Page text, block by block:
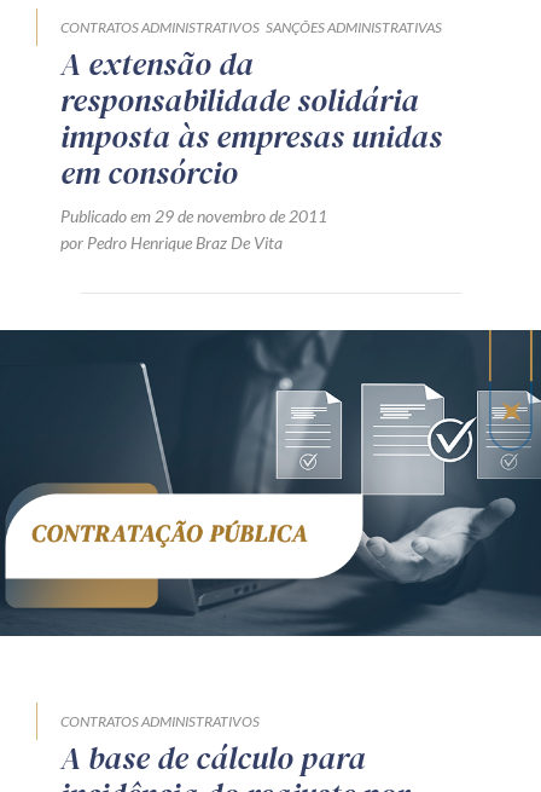
CONTRATOS ADMINISTRATIVOS SANÇÕES ADMINISTRATIVAS
A extensão da
responsabilidade solidária
imposta às empresas unidas
em consórcio
Publicado em 29 de novembro de 2011
por Pedro Henrique Braz De Vita
CONTRATOS ADMINISTRATIVOS
A base de cálculo para